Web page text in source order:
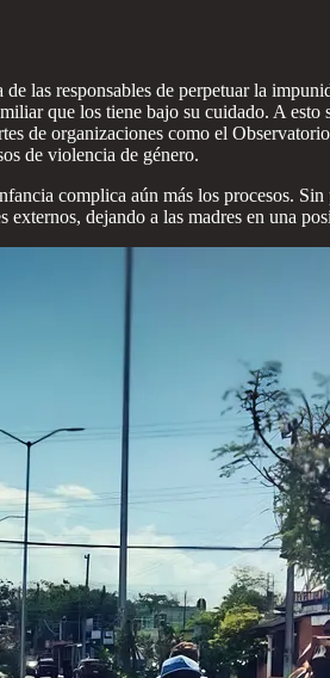
las responsables de perpetuar la
que los tiene bajo su cuidado. A esto
de organizaciones como el
de violencia de género.
complica aún más los procesos.
dejando a las madres en una